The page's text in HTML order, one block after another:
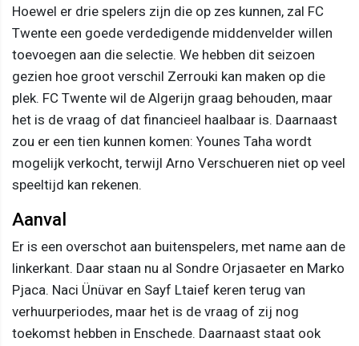
Hoewel er drie spelers zijn die op zes kunnen, zal FC
Twente een goede verdedigende middenvelder willen
toevoegen aan die selectie. We hebben dit seizoen
gezien hoe groot verschil Zerrouki kan maken op die
plek. FC Twente wil de Algerijn graag behouden, maar
het is de vraag of dat financieel haalbaar is. Daarnaast
zou er een tien kunnen komen: Younes Taha wordt
mogelijk verkocht, terwijl Arno Verschueren niet op veel
speeltijd kan rekenen.
Aanval
Er is een overschot aan buitenspelers, met name aan de
linkerkant. Daar staan nu al Sondre Orjasaeter en Marko
Pjaca. Naci Ünüvar en Sayf Ltaief keren terug van
verhuurperiodes, maar het is de vraag of zij nog
toekomst hebben in Enschede. Daarnaast staat ook